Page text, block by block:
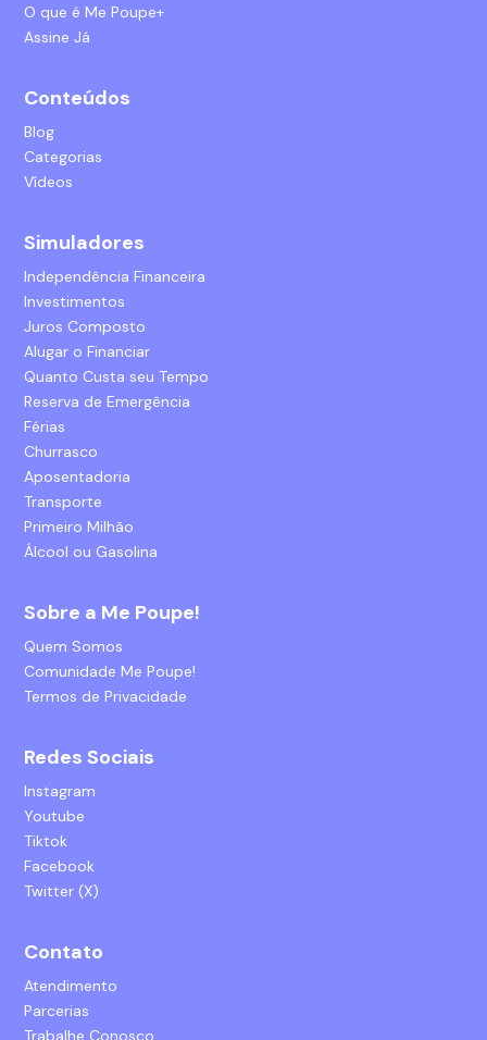
O que é Me Poupe+
Assine Já
Conteúdos
Blog
Categorias
Vídeos
Simuladores
Independência Financeira
Investimentos
Juros Composto
Alugar o Financiar
Quanto Custa seu Tempo
Reserva de Emergência
Férias
Churrasco
Aposentadoria
Transporte
Primeiro Milhão
Álcool ou Gasolina
Sobre a Me Poupe!
Quem Somos
Comunidade Me Poupe!
Termos de Privacidade
Redes Sociais
Instagram
Youtube
Tiktok
Facebook
Twitter (X)
Contato
Atendimento
Parcerias
Trabalhe Conosco